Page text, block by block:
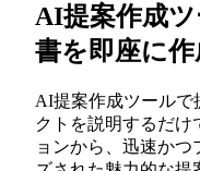
AI提案作成
書を即座に作
AI提案作成ツールで
クトを説明するだ
ョンから、迅速かつ